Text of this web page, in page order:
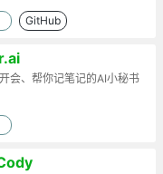
GitHub
会、帮你记笔记的AI小秘书